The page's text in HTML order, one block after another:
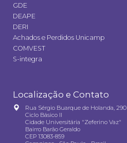
GDE
DEAPE
DERI
Achados e Perdidos Unicamp
COMVEST
S-integra
Localização e Contato
Rua Sérgio Buarque de Holanda, 290
Ciclo Básico II
Cidade Universitária "Zeferino Vaz"
Bairro Barão Geraldo
CEP 13083-859